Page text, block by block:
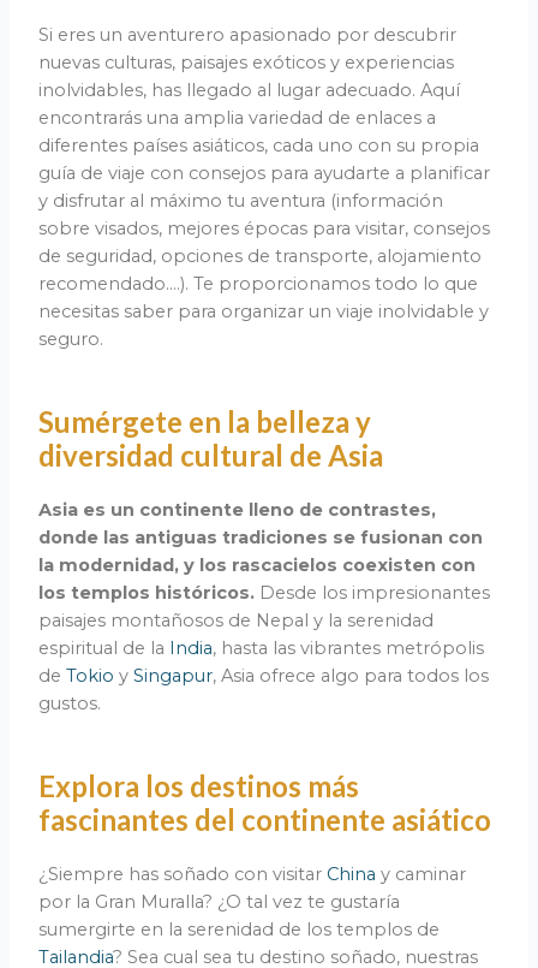
Si eres un aventurero apasionado por descubrir
nuevas culturas, paisajes exóticos y experiencias
inolvidables, has llegado al lugar adecuado. Aquí
encontrarás una amplia variedad de enlaces a
diferentes países asiáticos, cada uno con su propia
guía de viaje con consejos para ayudarte a planificar
y disfrutar al máximo tu aventura (información
sobre visados, mejores épocas para visitar, consejos
de seguridad, opciones de transporte, alojamiento
recomendado….). Te proporcionamos todo lo que
necesitas saber para organizar un viaje inolvidable y
seguro.
Sumérgete en la belleza y
diversidad cultural de Asia
Asia es un continente lleno de contrastes,
donde las antiguas tradiciones se fusionan con
la modernidad, y los rascacielos coexisten con
los templos históricos. Desde los impresionantes
paisajes montañosos de Nepal y la serenidad
espiritual de la India, hasta las vibrantes metrópolis
deTokio ySingapur, Asia ofrece algo para todos los
gustos.
Explora los destinos más
fascinantes del continente asiático
¿Siempre has soñado con visitar China y caminar
por la Gran Muralla? ¿O tal vez te gustaría
sumergirte en la serenidad de los templos de
Tailandia? Sea cual sea tu destino soñado, nuestras